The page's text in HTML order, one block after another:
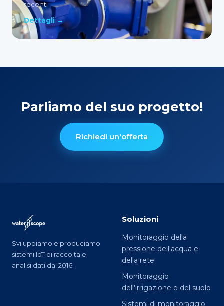
recenti
Dettagli →
Parliamo del suo progetto!
Richiedi un'offerta
Sviluppiamo e produciamo
sistemi IoT di raccolta e
analisi dati dal 2016.
Soluzioni
Monitoraggio della
pressione dell'acqua e
della rete
Monitoraggio
dell'irrigazione e del suolo
Sistemi di monitoraggio